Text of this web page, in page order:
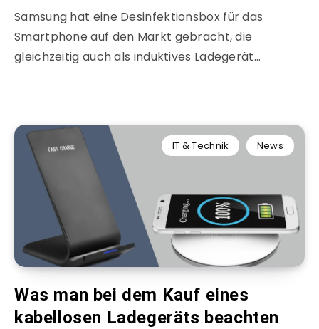
Samsung hat eine Desinfektionsbox für das
Smartphone auf den Markt gebracht, die
gleichzeitig auch als induktives Ladegerät…
IT & Technik News
Was man bei dem Kauf eines
kabellosen Ladegeräts beachten